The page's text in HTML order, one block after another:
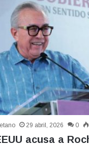
29 abril, 2026 0
acusa a